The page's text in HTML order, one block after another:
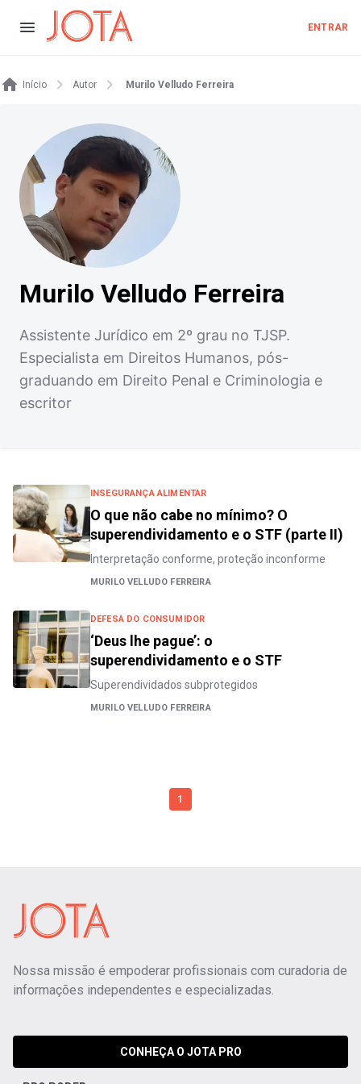
ENTRAR
Início Autor Murilo Velludo Ferreira
Murilo Velludo Ferreira
Assistente Jurídico em 2º grau no TJSP.
Especialista em Direitos Humanos, pós-
graduando em Direito Penal e Criminologia e
escritor
INSEGURANÇA ALIMENTAR
O que não cabe no mínimo? O
superendividamento e o STF (parte II)
Interpretação conforme, proteção inconforme
MURILO VELLUDO FERREIRA
DEFESA DO CONSUMIDOR
‘Deus lhe pague’: o
superendividamento e o STF
Superendividados subprotegidos
MURILO VELLUDO FERREIRA
1
Nossa missão é empoderar profissionais com curadoria de
informações independentes e especializadas.
CONHEÇA O JOTA PRO